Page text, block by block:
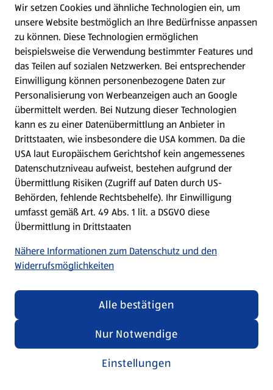
Kochen für Kinder
Rezepte entdecken
Wir setzen Cookies und ähnliche Technologien ein, um
unsere Website bestmöglich an Ihre Bedürfnisse anpassen
zu können. Diese Technologien ermöglichen
beispielsweise die Verwendung bestimmter Features und
das Teilen auf sozialen Netzwerken. Bei entsprechender
Einwilligung können personenbezogene Daten zur
Personalisierung von Werbeanzeigen auch an Google
übermittelt werden. Bei Nutzung dieser Technologien
kann es zu einer Datenübermittlung an Anbieter in
Drittstaaten, wie insbesondere die USA kommen. Da die
USA laut Europäischem Gerichtshof kein angemessenes
Datenschutzniveau aufweist, bestehen aufgrund der
Übermittlung Risiken (Zugriff auf Daten durch US-
Behörden, fehlende Rechtsbehelfe). Ihr Einwilligung
umfasst gemäß Art. 49 Abs. 1 lit. a DSGVO diese
Übermittlung in Drittstaaten
Nähere Informationen zum Datenschutz und den
Widerrufsmöglichkeiten
Einstellungen
Nur Notwendige
Alle bestätigen